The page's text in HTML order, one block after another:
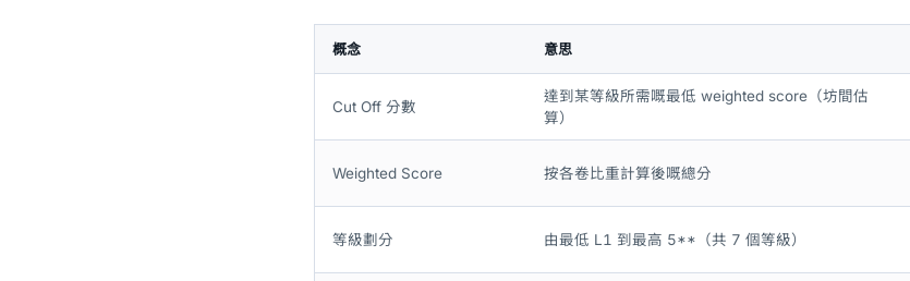
概念 意思
Cut Off 分數
達到某等級所需嘅最低 weighted score（坊間估
算）
Weighted Score 按各卷比重計算後嘅總分
等級劃分 由最低 L1 到最高 5**（共 7 個等級）